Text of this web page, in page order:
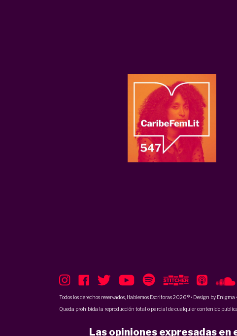
Todos los derechos reservados, Hablemos Escritoras 2026 ® • Design by Enigma
Queda prohibida la reproducción total o parcial de cualquier contenido
Las opiniones expresadas